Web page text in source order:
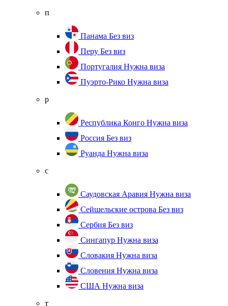
п
Панама Без виз
Перу Без виз
Португалия Нужна виза
Пуэрто-Рико Нужна виза
р
Республика Конго Нужна виза
Россия Без виз
Руанда Нужна виза
с
Саудовская Аравия Нужна виза
Сейшельские острова Без виз
Сербия Без виз
Сингапур Нужна виза
Словакия Нужна виза
Словения Нужна виза
США Нужна виза
т